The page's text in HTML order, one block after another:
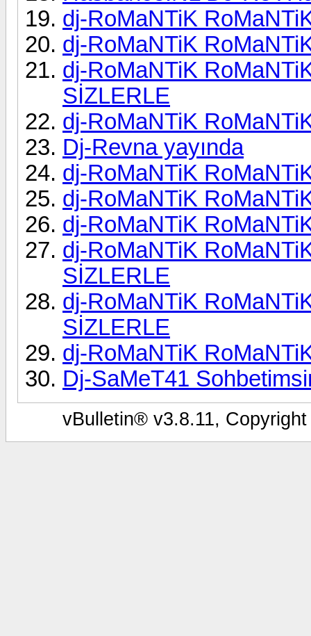
dj-RoMaNTiK
dj-RoMaNTiK
dj-RoMaNTiK
SİZLERLE
dj-RoMaNTiK
Dj-Revna yayında
dj-RoMaNTiK
dj-RoMaNTiK
dj-RoMaNTiK
dj-RoMaNTiK
SİZLERLE
dj-RoMaNTiK
SİZLERLE
dj-RoMaNTiK
Dj-SaMeT41
vBulletin® v3.8.11,